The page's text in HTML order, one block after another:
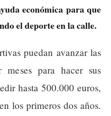
económica para que
el deporte en la calle.
puedan avanzar las
para hacer sus
hasta 500.000 euros,
los primeros dos años.